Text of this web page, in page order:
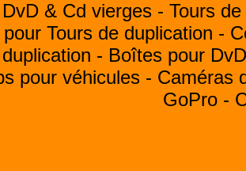
DvD & Cd vierges - Tours
Tours de duplication -
- Boîtes pour
pour véhicules - Caméras
GoPro -